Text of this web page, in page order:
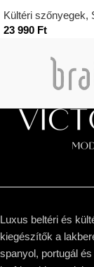
Kültéri szőnyegek,
23 990 Ft
Luxus beltéri és
kiegészítők a
spanyol, portugál